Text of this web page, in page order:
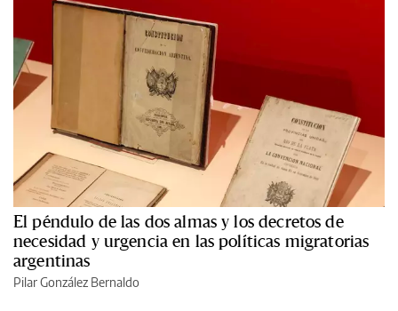
El péndulo de las dos almas y los decretos de
necesidad y urgencia en las políticas migratorias
argentinas
Pilar González Bernaldo